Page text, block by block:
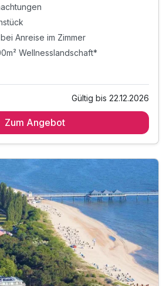
Anreise im Zimmer
Wellnesslandschaft*
und Badeschuhe
im Kids Club
Haus
Gültig bis 22.12.2026
Zum Angebot